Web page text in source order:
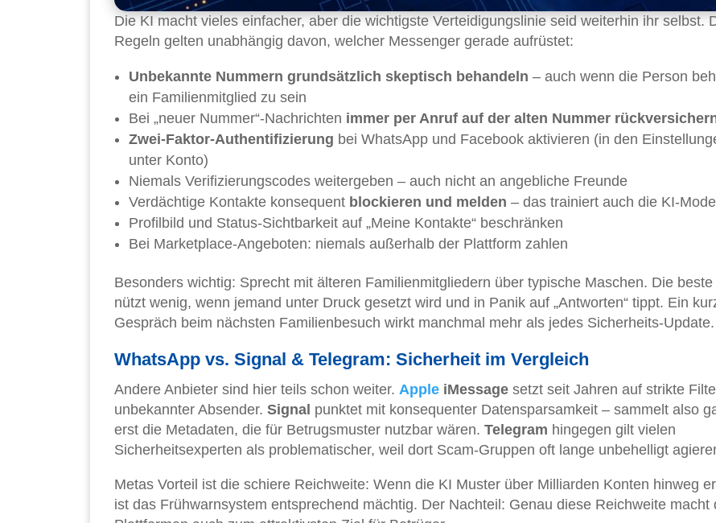
Die KI macht vieles einfacher, aber die wichtigste Verteidigungslinie seid weiterhin ihr selbst.
Regeln gelten unabhängig davon, welcher Messenger gerade aufrüstet:
Unbekannte Nummern grundsätzlich skeptisch behandeln – auch wenn die Person
ein Familienmitglied zu sein
Bei „neuer Nummer“-Nachrichten immer per Anruf auf der alten Nummer
Zwei-Faktor-Authentifizierung bei WhatsApp und Facebook aktivieren (in den
unter Konto)
Niemals Verifizierungscodes weitergeben – auch nicht an angebliche Freunde
Verdächtige Kontakte konsequent blockieren und melden – das trainiert auch die KI-
Profilbild und Status-Sichtbarkeit auf „Meine Kontakte“ beschränken
Bei Marketplace-Angeboten: niemals außerhalb der Plattform zahlen
Besonders wichtig: Sprecht mit älteren Familienmitgliedern über typische Maschen. Die beste
nützt wenig, wenn jemand unter Druck gesetzt wird und in Panik auf „Antworten“ tippt. Ein
Gespräch beim nächsten Familienbesuch wirkt manchmal mehr als jedes Sicherheits-Update.
WhatsApp vs. Signal & Telegram: Sicherheit im Vergleich
Andere Anbieter sind hier teils schon weiter. Apple iMessage setzt seit Jahren auf strikte
unbekannter Absender. Signal punktet mit konsequenter Datensparsamkeit – sammelt also
erst die Metadaten, die für Betrugsmuster nutzbar wären. Telegram hingegen gilt vielen
Sicherheitsexperten als problematischer, weil dort Scam-Gruppen oft lange unbehelligt
Metas Vorteil ist die schiere Reichweite: Wenn die KI Muster über Milliarden Konten hinweg
ist das Frühwarnsystem entsprechend mächtig. Der Nachteil: Genau diese Reichweite macht